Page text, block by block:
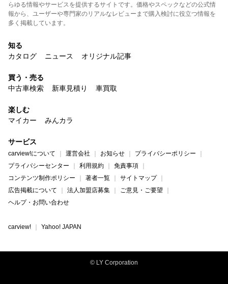
らゆる情報やサービスを提供するサイトです。価格やスペックなどの公式情
報から、ユーザーや専門家のリアルなレビューまで購入検討に役立つ情報を
多く掲載しています。
知る
カタログ
ニュース オリジナル記事
買う・売る
中古車検索
新車見積り 車買取
楽しむ
マイカー
みんカラ
サービス
carview!について 運営会社 お知らせ
プライバシーポリシー
プライバシーセンター
利用規約
免責事項
コンテンツ制作ポリシー
著者一覧
サイトマップ
広告掲載について
法人加盟店募集
ご意見・ご要望
ヘルプ・お問い合わせ
carview! Yahoo! JAPAN
© LY Corporation